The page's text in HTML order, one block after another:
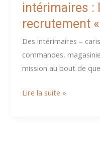
intérimaires :
recrutement
Des intérimaires –
commandes,
mission au bout de
En
Lire la suite »